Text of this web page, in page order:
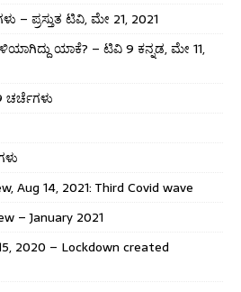
– ಪ್ರಸ್ತುತ ಟಿವಿ, ಮೇ 21, 2021
ಯಾಕೆ? – ಟಿವಿ 9 ಕನ್ನಡ, ಮೇ 11,
Aug 14, 2021: Third Covid wave
– January 2021
2020 – Lockdown created